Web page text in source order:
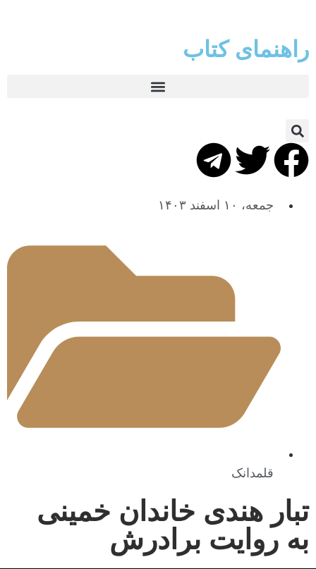
راهنمای کتاب
جمعه، ۱۰ اسفند ۱۴۰۳
قلمدانک
تبار هندی خاندان خمینی
به روایت برادرش